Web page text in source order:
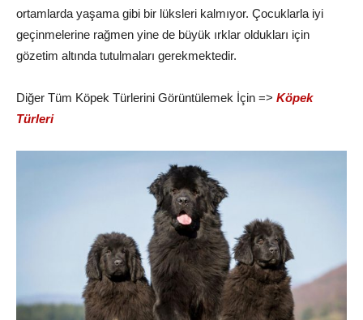
ortamlarda yaşama gibi bir lüksleri kalmıyor. Çocuklarla iyi
geçinmelerine rağmen yine de büyük ırklar oldukları için
gözetim altında tutulmaları gerekmektedir.
Diğer Tüm Köpek Türlerini Görüntülemek İçin => Köpek
Türleri